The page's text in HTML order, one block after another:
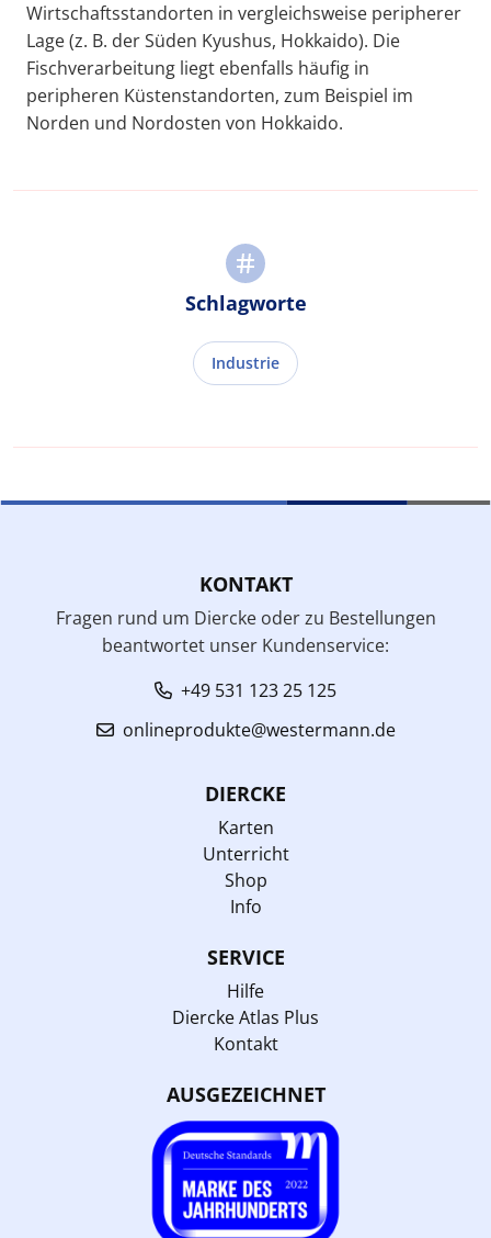
Wirtschaftsstandorten in vergleichsweise peripherer
Lage (z. B. der Süden Kyushus, Hokkaido). Die
Fischverarbeitung liegt ebenfalls häufig in
peripheren Küstenstandorten, zum Beispiel im
Norden und Nordosten von Hokkaido.
Schlagworte
Industrie
KONTAKT
Fragen rund um Diercke oder zu Bestellungen
beantwortet unser Kundenservice:
+49 531 123 25 125
onlineprodukte@westermann.de
DIERCKE
Karten
Unterricht
Shop
Info
SERVICE
Hilfe
Diercke Atlas Plus
Kontakt
AUSGEZEICHNET